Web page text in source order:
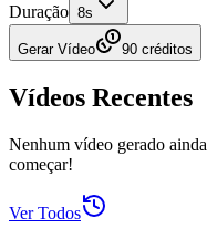
Duração 8s
Gerar Vídeo 90 créditos
Vídeos Recentes
Nenhum vídeo gerado
começar!
Ver Todos